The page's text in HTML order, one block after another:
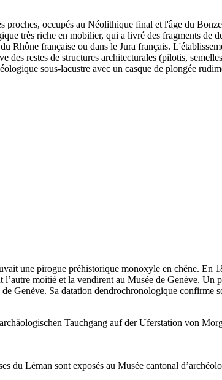
proches, occupés au Néolithique final et l'âge du
très riche en mobilier, qui a livré des fragments de
Rhône française ou dans le Jura français.
des restes de structures architecturales (pilotis,
sous-lacustre avec un casque de plongée
une pirogue préhistorique monoxyle en chêne. En
moitié et la vendirent au Musée de Genève. Un
Genève. Sa datation dendrochronologique
Tauchgang auf der Uferstation von
du Léman sont exposés au Musée cantonal